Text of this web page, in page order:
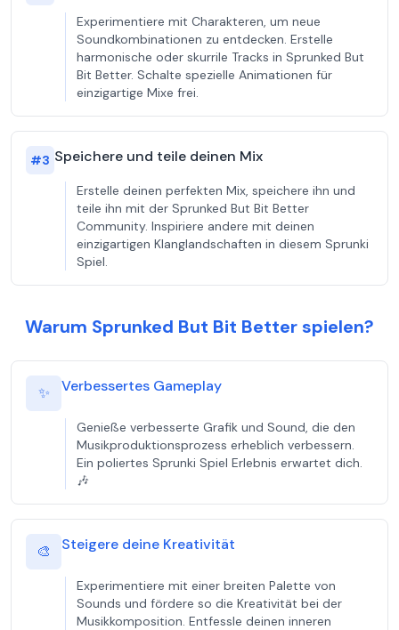
Experimentiere mit Charakteren, um neue
Soundkombinationen zu entdecken. Erstelle
harmonische oder skurrile Tracks in Sprunked But
Bit Better. Schalte spezielle Animationen für
einzigartige Mixe frei.
#3 Speichere und teile deinen Mix
Erstelle deinen perfekten Mix, speichere ihn und
teile ihn mit der Sprunked But Bit Better
Community. Inspiriere andere mit deinen
einzigartigen Klanglandschaften in diesem Sprunki
Spiel.
Warum Sprunked But Bit Better spielen?
✨ Verbessertes Gameplay
Genieße verbesserte Grafik und Sound, die den
Musikproduktionsprozess erheblich verbessern.
Ein poliertes Sprunki Spiel Erlebnis erwartet dich.
🎶
🎨 Steigere deine Kreativität
Experimentiere mit einer breiten Palette von
Sounds und fördere so die Kreativität bei der
Musikkomposition. Entfessle deinen inneren